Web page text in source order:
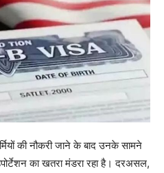
की नौकरी जाने के बाद उनके सामने
का खतरा मंडरा रहा है। दरअसल,